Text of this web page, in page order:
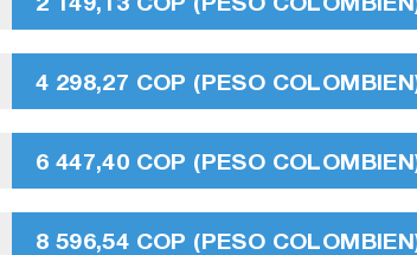
4 298,27 COP (PESO
6 447,40 COP (PESO
8 596,54 COP (PESO